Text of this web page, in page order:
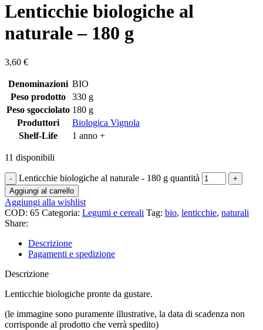
Lenticchie biologiche al
naturale – 180 g
3,60 €
Denominazioni BIO
Peso prodotto
330 g
Peso sgocciolato 180 g
Produttori
Biologica Vignola
Shelf-Life
1 anno +
11 disponibili
Lenticchie biologiche al naturale - 180 g quantità
Aggiungi al carrello
Aggiungi alla wishlist
COD: 65 Categoria: Legumi e cereali Tag: bio, lenticchie, naturali
Share:
Descrizione
Pagamenti e spedizione
Descrizione
Lenticchie biologiche pronte da gustare.
(le immagine sono puramente illustrative, la data di scadenza non
corrisponde al prodotto che verrà spedito)